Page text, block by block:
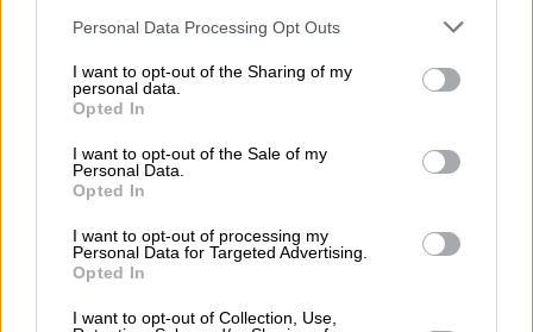
Please note that this website/app uses one or more Google
not limited to your visit or usage behaviour. You may click to
grant or deny consent to Google and its third-party tags to
use your data for below specified purposes in below Google
consent section.
Personal Data Processing Opt Outs
I want to opt-out of the Sharing of my
personal data.
Opted In
I want to opt-out of the Sale of my
Personal Data.
Opted In
I want to opt-out of processing my
Personal Data for Targeted Advertising.
Opted In
I want to opt-out of Collection, Use,
Local Search
Athens Thessaloniki
Piraeus Corfu
more >>
Useful